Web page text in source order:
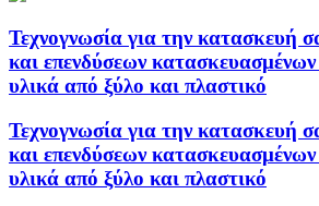
Τεχνογνωσία για την κατασκευή
και επενδύσεων
υλικά από ξύλο και πλαστικό
Τεχνογνωσία για την κατασκευή
και επενδύσεων
υλικά από ξύλο και πλαστικό